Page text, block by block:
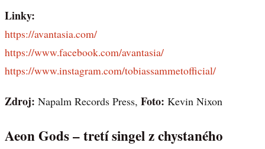
Linky:
https://avantasia.com/
https://www.facebook.com/avantasia/
https://www.instagram.com/tobiassammetofficial/
Zdroj: Napalm Records Press, Foto: Kevin Nixon
Aeon Gods – tretí singel z chystaného